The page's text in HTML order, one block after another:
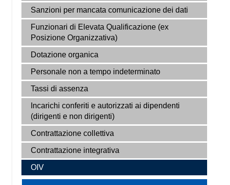
Sanzioni per mancata comunicazione dei dati
Funzionari di Elevata Qualificazione (ex
Posizione Organizzativa)
Dotazione organica
Personale non a tempo indeterminato
Tassi di assenza
Incarichi conferiti e autorizzati ai dipendenti
(dirigenti e non dirigenti)
Contrattazione collettiva
Contrattazione integrativa
OIV